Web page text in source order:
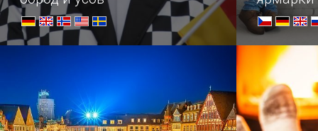
чего только не увидишь на этом
чемпионате!